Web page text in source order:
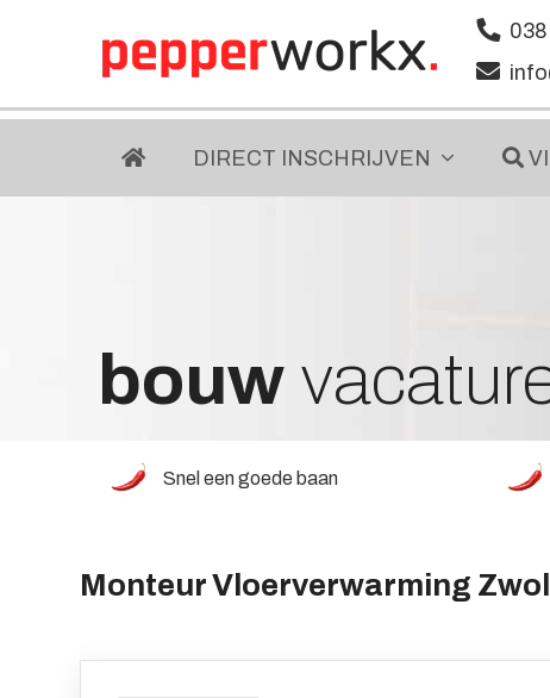
DIRECT INSCHRIJVEN
bouw
Snel een goede baan
Monteur Vloerverwarming